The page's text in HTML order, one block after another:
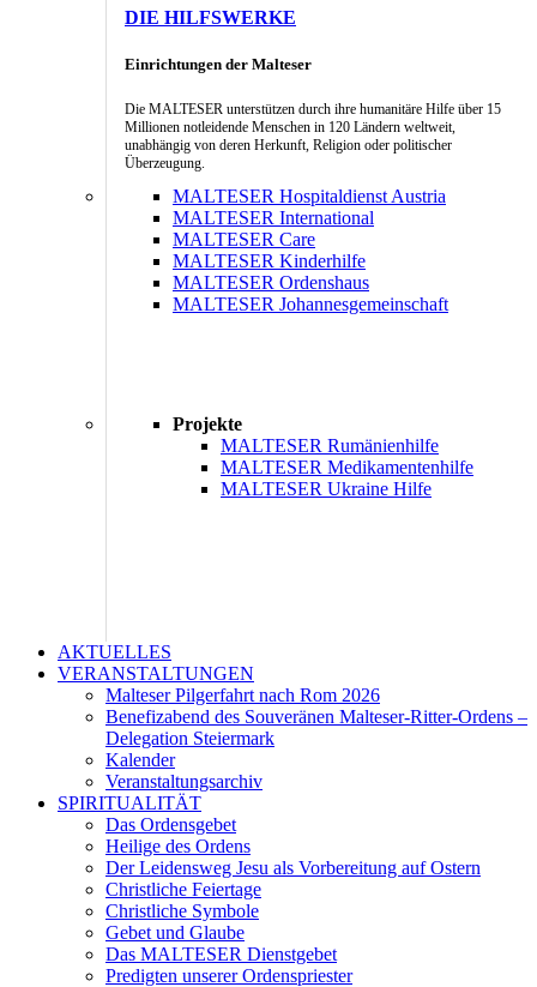
DIE HILFSWERKE
Einrichtungen der Malteser
Die MALTESER unterstützen durch ihre humanitäre Hilfe über 15
Millionen notleidende Menschen in 120 Ländern weltweit,
unabhängig von deren Herkunft, Religion oder politischer
Überzeugung.
MALTESER Hospitaldienst Austria
MALTESER International
MALTESER Care
MALTESER Kinderhilfe
MALTESER Ordenshaus
MALTESER Johannesgemeinschaft
Projekte
MALTESER Rumänienhilfe
MALTESER Medikamentenhilfe
MALTESER Ukraine Hilfe
AKTUELLES
VERANSTALTUNGEN
Malteser Pilgerfahrt nach Rom 2026
Benefizabend des Souveränen Malteser-Ritter-Ordens –
Delegation Steiermark
Kalender
Veranstaltungsarchiv
SPIRITUALITÄT
Das Ordensgebet
Heilige des Ordens
Der Leidensweg Jesu als Vorbereitung auf Ostern
Christliche Feiertage
Christliche Symbole
Gebet und Glaube
Das MALTESER Dienstgebet
Predigten unserer Ordenspriester